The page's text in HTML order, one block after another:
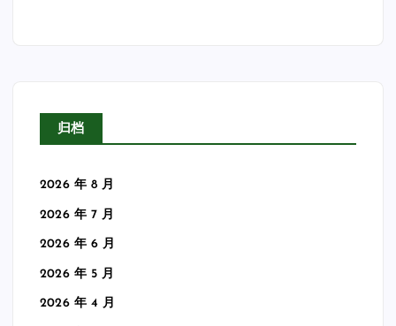
归档
2026 年 8 月
2026 年 7 月
2026 年 6 月
2026 年 5 月
2026 年 4 月